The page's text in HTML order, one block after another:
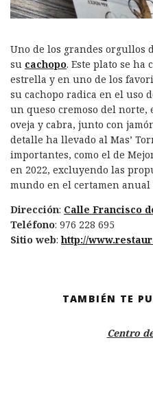
Uno de los grandes orgullos
su cachopo. Este plato se
estrella y en uno de los
su cachopo radica en el uso
un queso cremoso del norte,
oveja y cabra, junto con
detalle ha llevado al Mas’
importantes, como el de
en 2022, excluyendo las
mundo en el certamen anual
Dirección: Calle Francisco
Teléfono: 976 228 695
Sitio web:http://
TAMBIÉN TE
Centro